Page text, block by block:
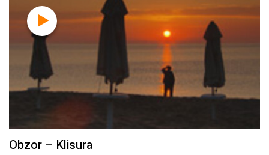
Obzor – Klisura